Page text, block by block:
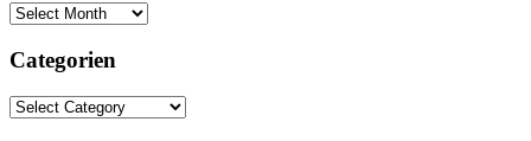
Het
Categorien
Categorien